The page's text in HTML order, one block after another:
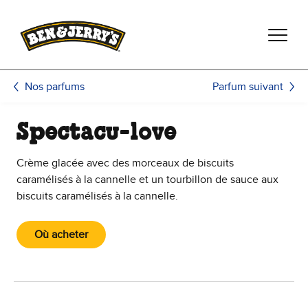
Nos parfums Parfum suivant
Spectacu-love
Crème glacée avec des morceaux de biscuits
caramélisés à la cannelle et un tourbillon de sauce aux
biscuits caramélisés à la cannelle.
Où acheter